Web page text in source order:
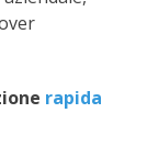
rapida